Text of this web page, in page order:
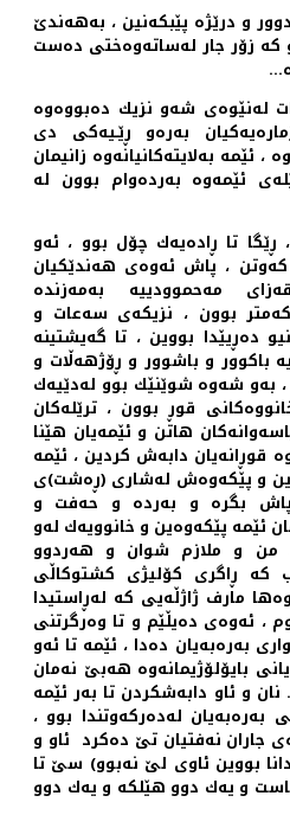
و درێژه‌ پێبكه‌نین ، به‌هه‌ندێ
كه‌ زۆر جار له‌ساته‌وه‌ختی ده‌ست
له‌نێوه‌ی شه‌و نزیك ده‌بووه‌وه‌
به‌ره‌و ڕێـیه‌كی دی
، ئێمه‌ به‌لایته‌كانیانه‌وه‌ زانیمان
ئێمه‌وه‌ به‌رده‌وام بوون له‌
تا ڕاده‌یه‌ك چۆل بوو ، ئه‌و
كه‌وتن ، پاش ئه‌وه‌ی هه‌ندێكیان
مه‌حموودییه‌ به‌مه‌زنده‌
بوون ، نزیكه‌ی سه‌عات و
ده‌ڕیێدا بووین ، تا گه‌یشتینه‌
باكوور و باشوور و ڕۆژهه‌ڵات و
، به‌و شه‌وه‌ شوێنێك بوو له‌دێیه‌ك
قوڕ بوون ، ترێله‌كان
هاتن و ئێمه‌یان هێنا
قوڕانه‌یان دابه‌ش كردین ، ئێمه‌
و پێكه‌وه‌ش له‌شاری (ڕه‌شت)ی
، پاش بگره‌ و به‌رده‌ و حه‌فت و
ئێمه‌ پێكه‌وه‌ین و خانوویه‌ك له‌و
، من و ملازم شوان و هه‌ردوو
كه‌ ڕاگری كۆلیژی كشتوكاڵی
مارف ژاژڵه‌یی كه‌ له‌ڕاستیدا
، ئه‌وه‌ی ده‌یڵێم و تا وه‌رگرتنی
به‌ره‌به‌یان ده‌دا ، ئێمه‌ تا ئه‌و
بایۆلۆژیمانه‌وه‌ هه‌بێ نه‌مان
و ئاو دابه‌شكردن تا به‌ر ئێمه‌
له‌ده‌ركه‌وتندا بوو ،
جاران نه‌فتیان تێ ده‌كرد ئاو و
بووین ئاوی لێ نه‌بوو) سێ تا
و یه‌ك دوو هێلكه‌ و یه‌ك دوو